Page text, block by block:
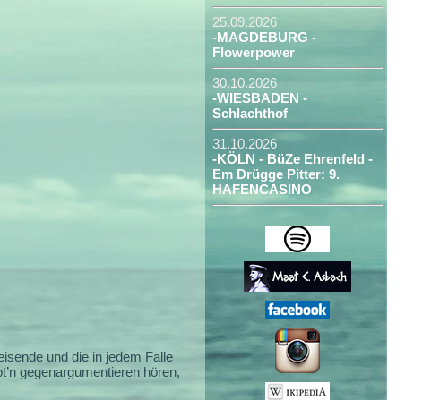
und die in jedem Falle
gegenargumentieren hören,
25.09.2026
-MAGDEBURG -
Flowerpower
30.10.2026
-WIESBADEN -
Schlachthof
31.10.2026
-KÖLN - BüZe Ehrenfeld -
Em Drügge Pitter: 9.
HAFENCASINO